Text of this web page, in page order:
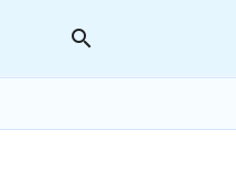
search